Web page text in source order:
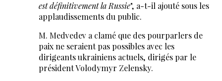
est définitivement la Russie", a-t-il ajouté sous les
applaudissements du public.
M. Medvedev a clamé que des pourparlers de
paix ne seraient pas possibles avec les
dirigeants ukrainiens actuels, dirigés par le
président Volodymyr Zelensky.